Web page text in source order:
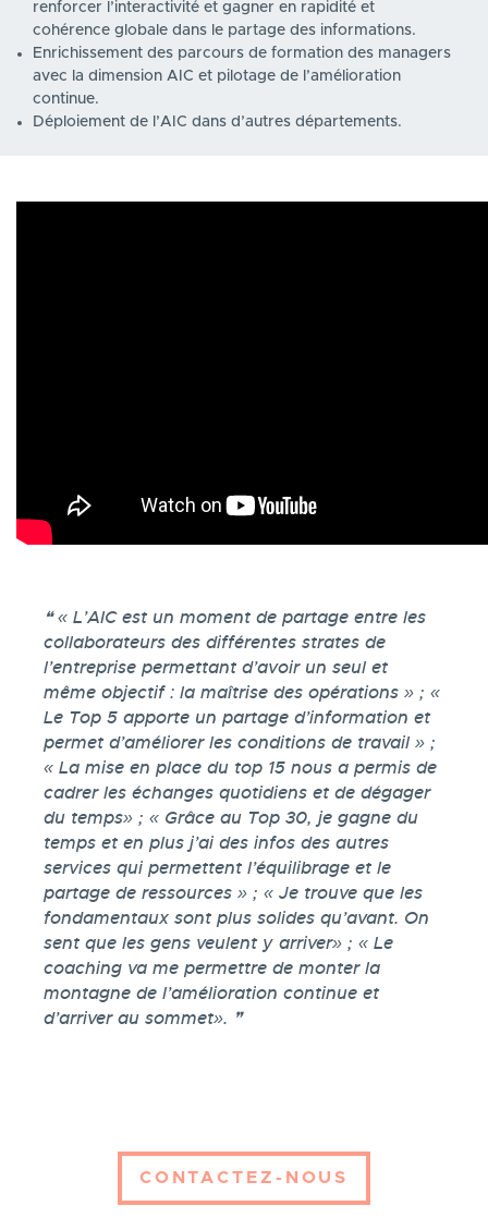
renforcer l’interactivité et gagner en rapidité et
cohérence globale dans le partage des informations.
Enrichissement des parcours de formation des managers
avec la dimension AIC et pilotage de l’amélioration
continue.
Déploiement de l’AIC dans d’autres départements.
« L’AIC est un moment de partage entre les
collaborateurs des différentes strates de
l’entreprise permettant d’avoir un seul et
même objectif : la maîtrise des opérations » ; «
Le Top 5 apporte un partage d’information et
permet d’améliorer les conditions de travail » ;
« La mise en place du top 15 nous a permis de
cadrer les échanges quotidiens et de dégager
du temps» ; « Grâce au Top 30, je gagne du
temps et en plus j’ai des infos des autres
services qui permettent l’équilibrage et le
partage de ressources » ; « Je trouve que les
fondamentaux sont plus solides qu’avant. On
sent que les gens veulent y arriver» ; « Le
coaching va me permettre de monter la
montagne de l’amélioration continue et
d’arriver au sommet».
CONTACTEZ-NOUS